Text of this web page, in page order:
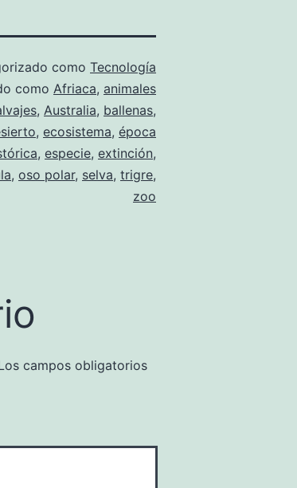
como Tecnología
como Afriaca, animales
, Australia, ballenas,
, ecosistema, época
, especie, extinción,
, oso polar, selva, trigre,
zoo
campos obligatorios